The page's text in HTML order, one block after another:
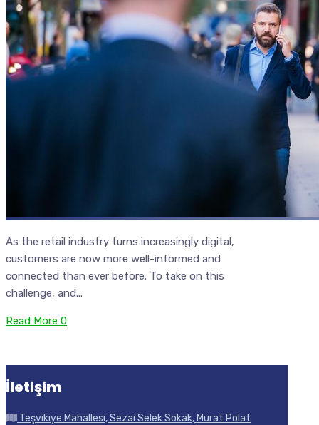
As the retail industry turns increasingly digital,
customers are now more well-informed and
connected than ever before. To take on this
challenge, and...
Read More 0
İletişim
Teşvikiye Mahallesi, Sezai Selek Sokak, Murat Polat